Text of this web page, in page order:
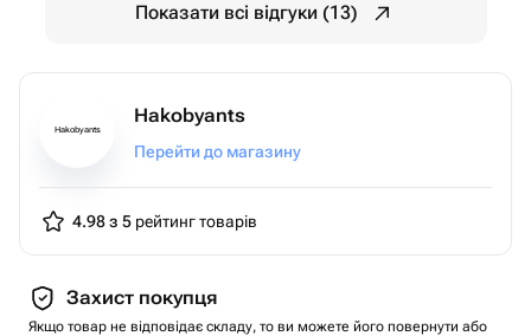
Показати всі відгуки (13)
Hakobyants
Hakobyants
Перейти до магазину
4.98 з 5 рейтинг товарів
Захист покупця
Якщо товар не відповідає складу, то ви можете його повернути або